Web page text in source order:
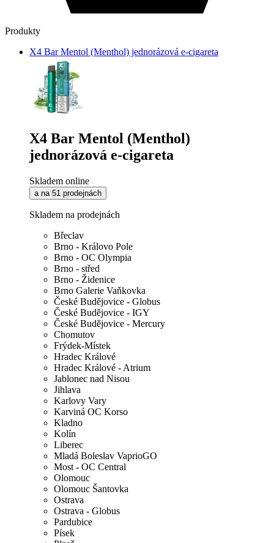
Produkty
X4 Bar Mentol (Menthol) jednorázová e-cigareta
X4 Bar Mentol (Menthol)
jednorázová e-cigareta
Skladem online
a na 51 prodejnách
Skladem na prodejnách
Břeclav
Brno - Královo Pole
Brno - OC Olympia
Brno - střed
Brno - Židenice
Brno Galerie Vaňkovka
České Budějovice - Globus
České Budějovice - IGY
České Budějovice - Mercury
Chomutov
Frýdek-Místek
Hradec Králové
Hradec Králové - Atrium
Jablonec nad Nisou
Jihlava
Karlovy Vary
Karviná OC Korso
Kladno
Kolín
Liberec
Mladá Boleslav VaprioGO
Most - OC Central
Olomouc
Olomouc Šantovka
Ostrava
Ostrava - Globus
Pardubice
Písek